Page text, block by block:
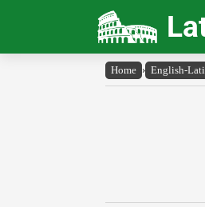
Home › English-